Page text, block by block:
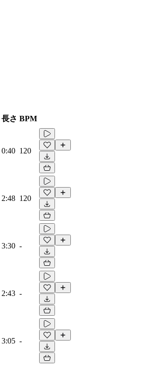
長さ BPM
0:40 120
2:48 120
3:30 -
2:43 -
3:05 -